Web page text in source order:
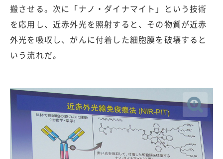
搬させる。次に「ナノ・ダイナマイト」という技術
を応用し、近赤外光を照射すると、その物質が近赤
外光を吸収し、がんに付着した細胞膜を破壊すると
いう流れだ。